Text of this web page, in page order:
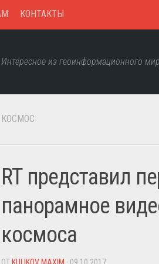
КОНТАКТЫ
Интересное из геоинформационного
КОСМОС
RT представил
панорамное
космоса